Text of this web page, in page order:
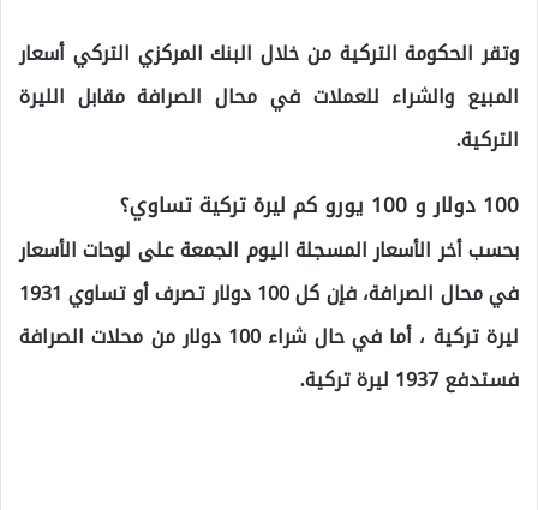
وتقر الحكومة التركية من خلال البنك المركزي التركي أسعار
المبيع والشراء للعملات في محال الصرافة مقابل الليرة
التركية.
100 دولار و 100 يورو كم ليرة تركية تساوي؟
بحسب أخر الأسعار المسجلة اليوم الجمعة على لوحات الأسعار
في محال الصرافة، فإن كل 100 دولار تصرف أو تساوي 1931
ليرة تركية ، أما في حال شراء 100 دولار من محلات الصرافة
فستدفع 1937 ليرة تركية.